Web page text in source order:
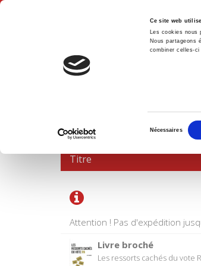
Ce site web
Les cookies nous
Nous partageons
combiner celles-
consentement
Nécessaires
PANIER
Attention ! Pas d'expédition
Titre
Livre broché
Les ressorts cachés du vote